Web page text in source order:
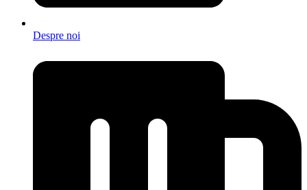
Despre noi